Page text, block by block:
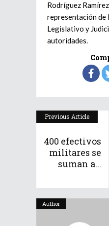
Rodríguez
representación de
Legislativo y
autoridades.
Previous Article
400 efectivos
militares se
suman a...
Author